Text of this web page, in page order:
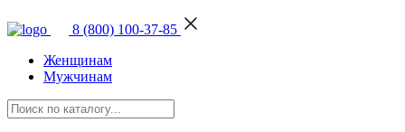
8 (800) 100-37-85
Женщинам
Мужчинам